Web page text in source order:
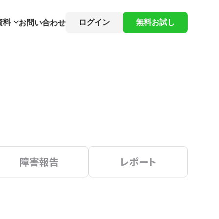
料 お問い合わせ ログイン 無料お試し
障害報告 レポート